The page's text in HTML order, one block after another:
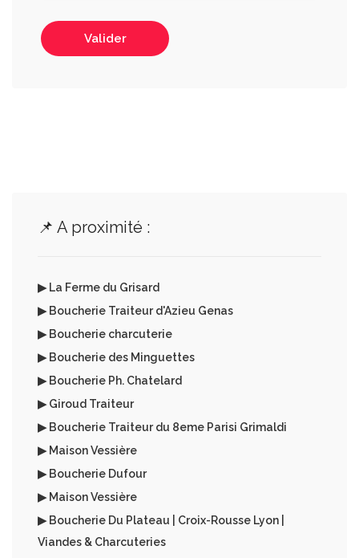
Valider
📌 A proximité :
▶ La Ferme du Grisard
▶ Boucherie Traiteur d'Azieu Genas
▶ Boucherie charcuterie
▶ Boucherie des Minguettes
▶ Boucherie Ph. Chatelard
▶ Giroud Traiteur
▶ Boucherie Traiteur du 8eme Parisi Grimaldi
▶ Maison Vessière
▶ Boucherie Dufour
▶ Maison Vessière
▶ Boucherie Du Plateau | Croix-Rousse Lyon |
Viandes & Charcuteries